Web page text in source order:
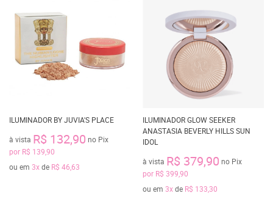
ILUMINADOR BY JUVIA'S PLACE
à vista R$ 132,90 no Pix
por R$ 139,90
ou em 3xde R$ 46,63
ILUMINADOR GLOW SEEKER
ANASTASIA BEVERLY HILLS SUN
IDOL
à vista R$ 379,90 no Pix
por R$ 399,90
ou em 3xde R$ 133,30